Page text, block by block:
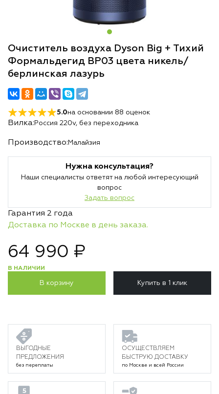
Очиститель воздуха Dyson Big + Тихий
Формальдегид BP03 цвета никель/
берлинская лазурь
5.0на основании 88 оценок
Вилка: Россия 220v, без переходника
Производство: Малайзия
Нужна консультация?
Наши специалисты ответят на любой интересующий
вопрос
Задать вопрос
Гарантия 2 года
Доставка по Москве в день заказа.
64 990 ₽
В НАЛИЧИИ
В корзину Купить в 1 клик
ВЫГОДНЫЕ
ПРЕДЛОЖЕНИЯ
без переплаты
ОСУЩЕСТВЛЯЕМ
БЫСТРУЮ ДОСТАВКУ
по Москве и всей России